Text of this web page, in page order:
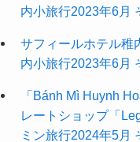
内小旅行2023年6月
サフィールホテル稚
内小旅行2023年6月
「Bánh Mì Huynh
レートショップ「
ミン旅行2024年5月